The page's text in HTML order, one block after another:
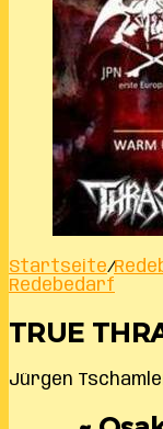
Startseite/
Redebedarf
TRUE
Jürgen